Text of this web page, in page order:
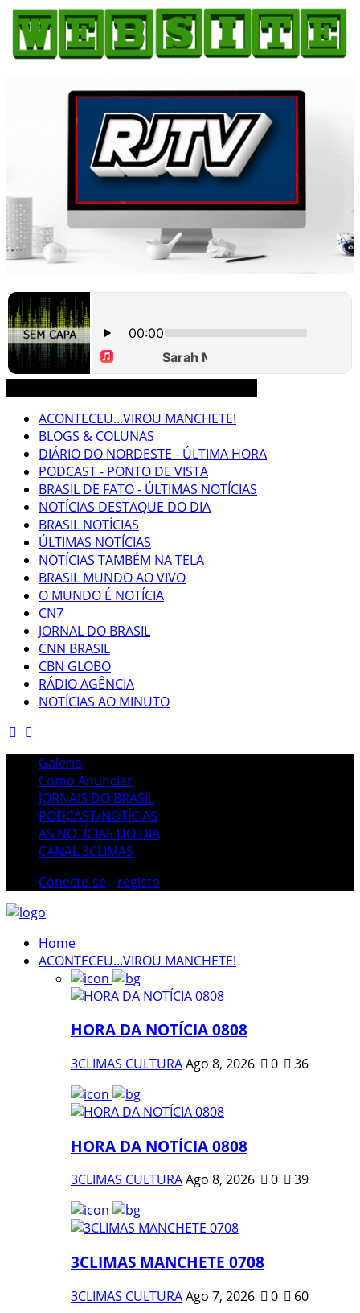
ACONTECEU...VIROU MANCHETE!
BLOGS & COLUNAS
DIÁRIO DO NORDESTE - ÚLTIMA HORA
PODCAST - PONTO DE VISTA
BRASIL DE FATO - ÚLTIMAS NOTÍCIAS
NOTÍCIAS DESTAQUE DO DIA
BRASIL NOTÍCIAS
ÚLTIMAS NOTÍCIAS
NOTÍCIAS TAMBÉM NA TELA
BRASIL MUNDO AO VIVO
O MUNDO É NOTÍCIA
CN7
JORNAL DO BRASIL
CNN BRASIL
CBN GLOBO
RÁDIO AGÊNCIA
NOTÍCIAS AO MINUTO
Galeria
Como Anunciar
JORNAIS DO BRASIL
PODCAST/NOTÍCIAS
AS NOTÍCIAS DO DIA
CANAL 3CLIMAS
Conecte-se
registo
Home
ACONTECEU...VIROU MANCHETE!
HORA DA NOTÍCIA 0808
3CLIMAS CULTURAAgo 8, 2026 0 36
HORA DA NOTÍCIA 0808
3CLIMAS CULTURAAgo 8, 2026 0 39
3CLIMAS MANCHETE 0708
3CLIMAS CULTURAAgo 7, 2026 0 60